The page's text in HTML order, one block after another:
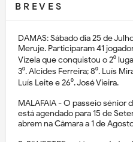
B R E V E S
DAMAS: Sábado dia 25 de
Meruje. Participaram 41
Vizela que conquistou o 2⁰
3⁰. Alcides Ferreira; 8⁰. Luís
Luís Leite e 26⁰. José Vieira.
MALAFAIA - O passeio sénior
está agendado para 15 de
abrem na Câmara a 1 de